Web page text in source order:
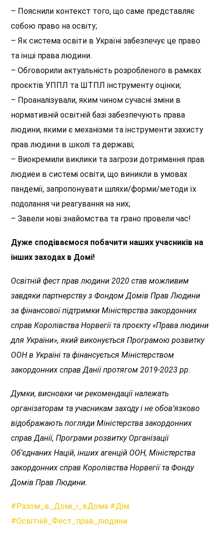
– Пояснили контекст того, що саме представляє
собою право на освіту;
– Як система освіти в Україні забезпечує це право
та інші права людини.
– Обговорили актуальність розробленого в рамках
проєктів УППЛ та ШТПЛ інструменту оцінки;
– Проаналізували, яким чином сучасні зміни в
нормативній освітній базі забезпечують права
людини, якими є механізми та інструменти захисту
прав людини в школі та державі;
– Виокремили виклики та загрози дотримання прав
людиеи в системі освіти, що виникли в умовах
пандемії, запропонувати шляхи/форми/методи їх
подолання чи реагування на них;
– Завели нові знайомства та грано провели час!
Дуже сподіваємося побачити наших учасників на
інших заходах в Домі!
Освітній фест прав людини 2020 став можливим
завдяки партнерству з Фондом Домів Прав Людини
за фінансової підтримки Міністерства закордонних
справ Королівства Норвегії та проєкту «Права людини
для України», який виконується Програмою розвитку
ООН в Україні та фінансується Міністерством
закордонних справ Данії протягом 2019-2023 рр.
Думки, висновки чи рекомендації належать
організаторам та учасникам заходу і не обов’язково
відображають погляди Міністерства закордонних
справ Данії, Програми розвитку Організації
Об’єднаних Націй, інших агенцій ООН, Міністерства
закордонних справ Королівства Норвегії та Фонду
Домів Прав Людини.
#Разом_в_Домі_і_вДома #Дім
#Освітній_Фест_прав_людини